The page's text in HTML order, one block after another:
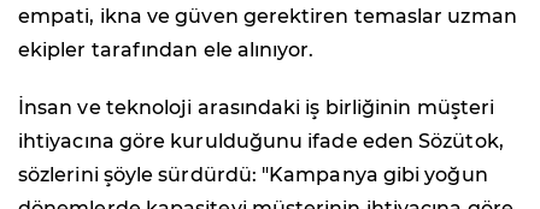
empati, ikna ve güven gerektiren temaslar uzman
ekipler tarafından ele alınıyor.
İnsan ve teknoloji arasındaki iş birliğinin müşteri
ihtiyacına göre kurulduğunu ifade eden Sözütok,
sözlerini şöyle sürdürdü: "Kampanya gibi yoğun